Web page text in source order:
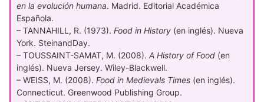
en la evolución humana. Madrid. Editorial Académica
Española.
– TANNAHILL, R. (1973). Food in History (en inglés). Nueva
York. SteinandDay.
– TOUSSAINT-SAMAT, M. (2008). A History of Food (en
inglés). Nueva Jersey. Wiley-Blackwell.
– WEISS, M. (2008). Food in Medievals Times (en inglés).
Connecticut. Greenwood Publishing Group.